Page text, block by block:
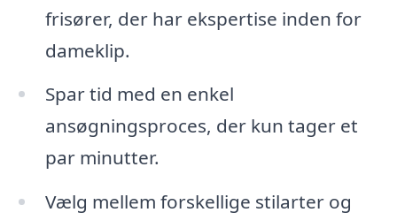
frisører, der har ekspertise inden for
dameklip.
Spar tid med en enkel
ansøgningsproces, der kun tager et
par minutter.
Vælg mellem forskellige stilarter og